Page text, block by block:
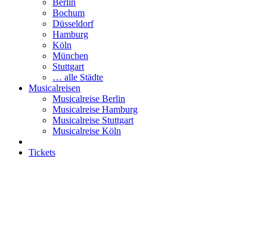
Berlin
Bochum
Düsseldorf
Hamburg
Köln
München
Stuttgart
… alle Städte
Musicalreisen
Musicalreise Berlin
Musicalreise Hamburg
Musicalreise Stuttgart
Musicalreise Köln
Tickets